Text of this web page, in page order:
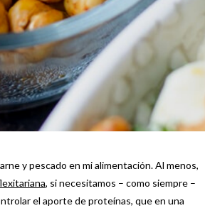
y pescado en mi alimentación. Al menos,
, si necesitamos – como siempre –
el aporte de proteínas, que en una